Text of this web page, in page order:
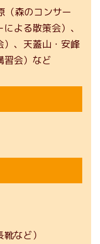
（森のコンサー
よる散策会）、
）、天蓋山・安峰
習会）など
など）